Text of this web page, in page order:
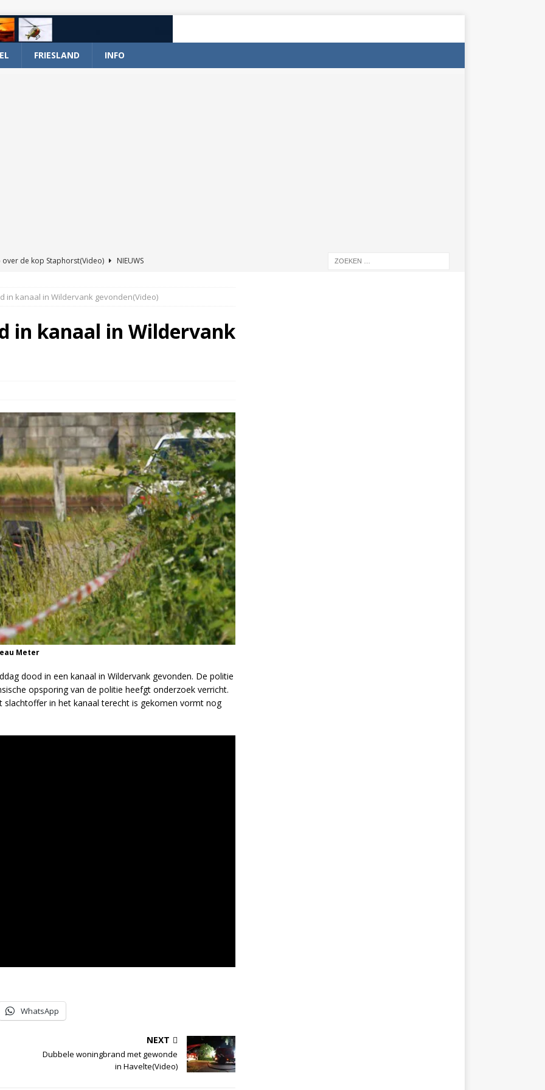
FRIESLAND INFO
over de kop Staphorst(Video)
NIEUWS
aangevaren op Schildmeer Steendam(Video)
botsen bij Duits Nederlandse grens(Video)
NIEUWS
in kanaal in Wildervank gevonden(Video)
in kanaal in Wildervank
Meter
dood in een kanaal in Wildervank gevonden. De politie
opsporing van de politie heefgt onderzoek verricht.
in het kanaal terecht is gekomen vormt nog
WhatsApp
NEXT
Dubbele woningbrand met gewonde
in Havelte(Video)